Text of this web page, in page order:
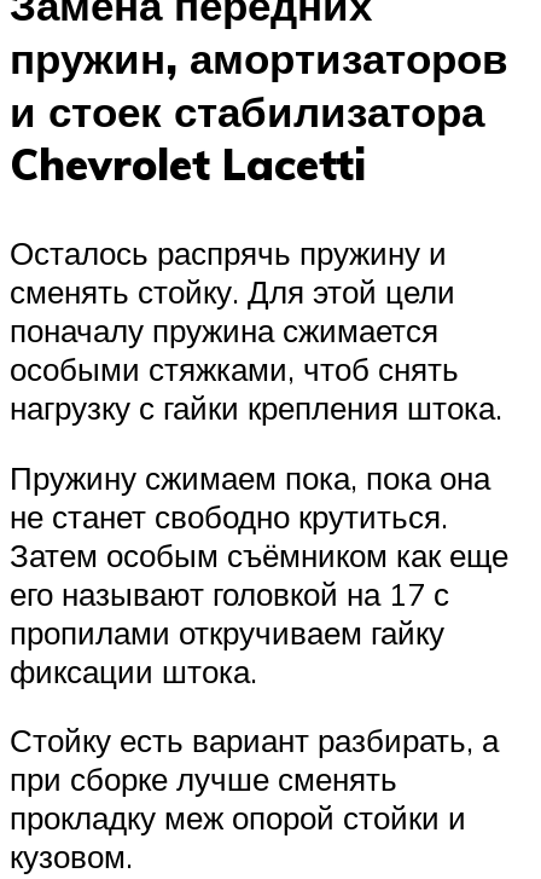
пружин, амортизаторов
и стоек стабилизатора
Chevrolet Lacetti
Осталось распрячь пружину и
сменять стойку. Для этой цели
поначалу пружина сжимается
особыми стяжками, чтоб снять
нагрузку с гайки крепления штока.
Пружину сжимаем пока, пока она
не станет свободно крутиться.
Затем особым съёмником как еще
его называют головкой на 17 с
пропилами откручиваем гайку
фиксации штока.
Стойку есть вариант разбирать, а
при сборке лучше сменять
прокладку меж опорой стойки и
кузовом.